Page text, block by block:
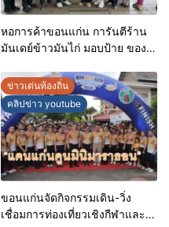
หอการค้าขอนแก่น การันตีร้าน
มันเดย์ข้าวมันไก่ มอบป้าย ของดี
ประกอบการคุณภาพ ยกระดับ
มาตรฐาน สร้างความเชื่อมั่นให้ผู้
บริโภค
ข่าวเด่นท้องถิ่น
คลิปข่าว youtube
ขอนแก่นจัดกิจกรรมเดิน-วิ่ง
เชื่อมการท่องเที่ยวเชิงกีฬาและ